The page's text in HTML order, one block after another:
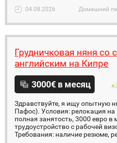
04.08.2026 Домашний
Грудничковая няня со
английским на Кипре
3000€ в месяц
Здравствуйте, я ищу опытную
Пафос). Условия: релокация
полная занятость, 3000 евро в
трудоустройство с рабочей
Требования: наличие резюме,